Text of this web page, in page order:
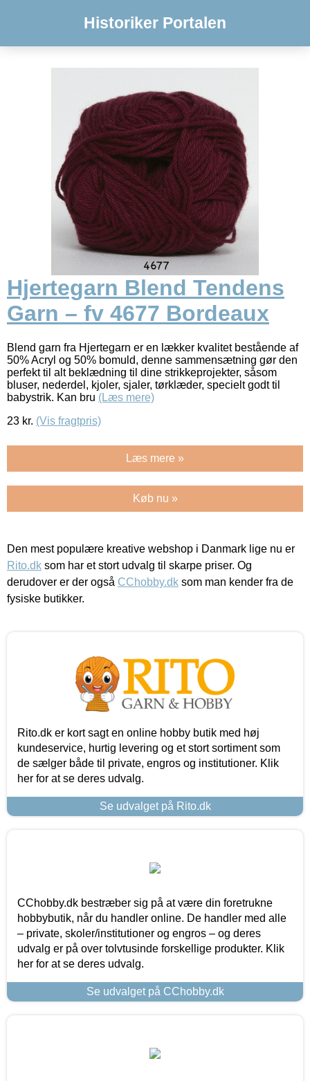
Historiker Portalen
Hjertegarn Blend Tendens
Garn – fv 4677 Bordeaux
Blend garn fra Hjertegarn er en lækker kvalitet bestående af
50% Acryl og 50% bomuld, denne sammensætning gør den
perfekt til alt beklædning til dine strikkeprojekter, såsom
bluser, nederdel, kjoler, sjaler, tørklæder, specielt godt til
babystrik. Kan bru (Læs mere)
23 kr. (Vis fragtpris)
Læs mere »
Køb nu »
Den mest populære kreative webshop i Danmark lige nu er
Rito.dk som har et stort udvalg til skarpe priser. Og
derudover er der også CChobby.dk som man kender fra de
fysiske butikker.
Rito.dk er kort sagt en online hobby butik med høj
kundeservice, hurtig levering og et stort sortiment som
de sælger både til private, engros og institutioner. Klik
her for at se deres udvalg.
Se udvalget på Rito.dk
CChobby.dk bestræber sig på at være din foretrukne
hobbybutik, når du handler online. De handler med alle
– private, skoler/institutioner og engros – og deres
udvalg er på over tolvtusinde forskellige produkter. Klik
her for at se deres udvalg.
Se udvalget på CChobby.dk